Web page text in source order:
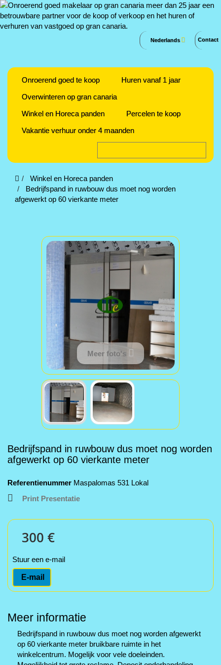
Contact
Nederlands
Onroerend goed te koop
Huren vanaf 1 jaar
Overwinteren op gran canaria
Winkel en Horeca panden
Percelen te koop
Vakantie verhuur onder 4 maanden
Winkel en Horeca panden
Bedrijfspand in ruwbouw dus moet nog worden
afgewerkt op 60 vierkante meter
Meer foto's
Bedrijfspand in ruwbouw dus moet nog worden
afgewerkt op 60 vierkante meter
Referentienummer Maspalomas 531 Lokal
Print Presentatie
300 €
Stuur een e-mail
E-mail
Meer informatie
Bedrijfspand in ruwbouw dus moet nog worden afgewerkt
op 60 vierkante meter bruikbare ruimte in het
winkelcentrum. Mogelijk voor vele doeleinden.